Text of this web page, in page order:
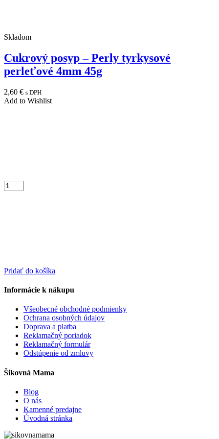
Skladom
Cukrový posyp – Perly tyrkysové
perleťové 4mm 45g
2,60 € s DPH
Add to Wishlist
Pridať do košíka
Informácie k nákupu
Všeobecné obchodné podmienky
Ochrana osobných údajov
Doprava a platba
Reklamačný poriadok
Reklamačný formulár
Odstúpenie od zmluvy
Šikovná Mama
Blog
O nás
Kamenné predajne
Úvodná stránka